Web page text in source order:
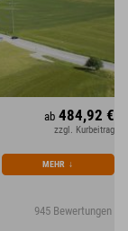
945 Bewertungen
ab 484,92 €
zzgl. Kurbeitrag
MEHR ↓